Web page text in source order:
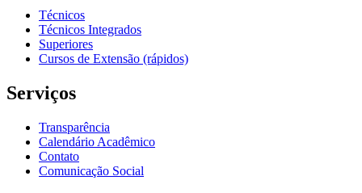
Técnicos
Técnicos Integrados
Superiores
Cursos de Extensão (rápidos)
Serviços
Transparência
Calendário Acadêmico
Contato
Comunicação Social